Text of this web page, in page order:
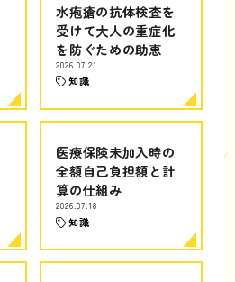
水疱瘡の抗体検査を
受けて大人の重症化
を防ぐための助恵
2026.07.21
知識
医療保険未加入時の
全額自己負担額と計
算の仕組み
2026.07.18
知識